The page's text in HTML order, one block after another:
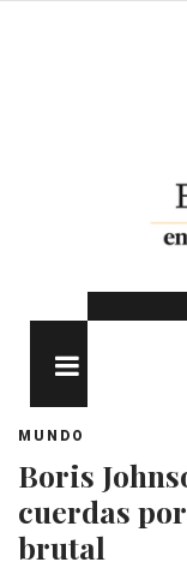
MUNDO
Boris
cuerdas
brutal